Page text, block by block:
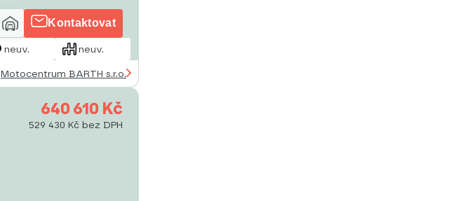
Kontaktovat
neuv. neuv.
Motocentrum BARTH s.r.o.
640 610 Kč
529 430 Kč bez DPH